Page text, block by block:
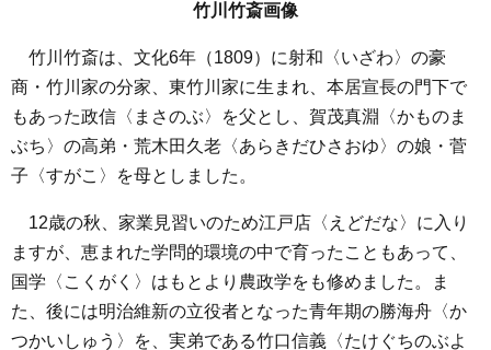
竹川竹斎画像
竹川竹斎は、文化6年（1809）に射和〈いざわ〉の豪
商・竹川家の分家、東竹川家に生まれ、本居宣長の門下で
もあった政信〈まさのぶ〉を父とし、賀茂真淵〈かものま
ぶち〉の高弟・荒木田久老〈あらきだひさおゆ〉の娘・菅
子〈すがこ〉を母としました。
12歳の秋、家業見習いのため江戸店〈えどだな〉に入り
ますが、恵まれた学問的環境の中で育ったこともあって、
国学〈こくがく〉はもとより農政学をも修めました。ま
た、後には明治維新の立役者となった青年期の勝海舟〈か
つかいしゅう〉を、実弟である竹口信義〈たけぐちのぶよ